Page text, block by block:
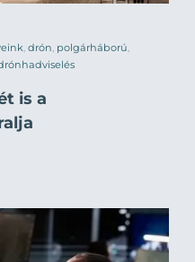
drón polgárháború
is a